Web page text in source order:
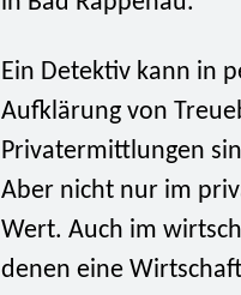
Ein Detektiv kann in
Aufklärung von
Privatermittlungen
Aber nicht nur im
Wert. Auch im
denen eine